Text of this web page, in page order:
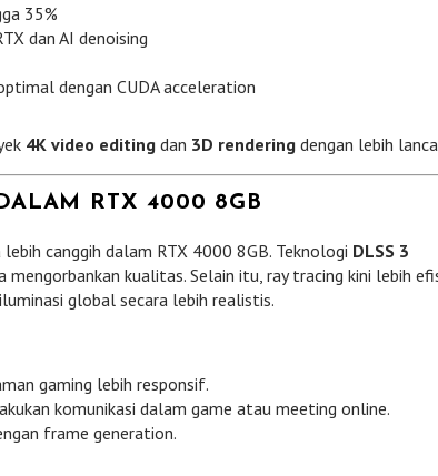
35%
dan AI denoising
dengan CUDA acceleration
4K video editing dan 3D rendering dengan lebih
RTX 4000 8GB
lebih canggih dalam RTX 4000 8GB. Teknologi DLSS 3
kualitas. Selain itu, ray tracing kini lebih
global secara lebih realistis.
gaming lebih responsif.
komunikasi dalam game atau meeting online.
frame generation.